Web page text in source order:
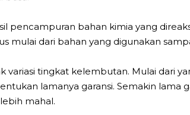
pencampuran bahan kimia yang
mulai dari bahan yang digunakan
variasi tingkat kelembutan. Mulai dari
lamanya garansi. Semakin lama
mahal.